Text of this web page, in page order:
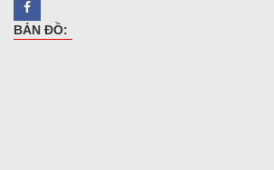
BẢN ĐỒ: